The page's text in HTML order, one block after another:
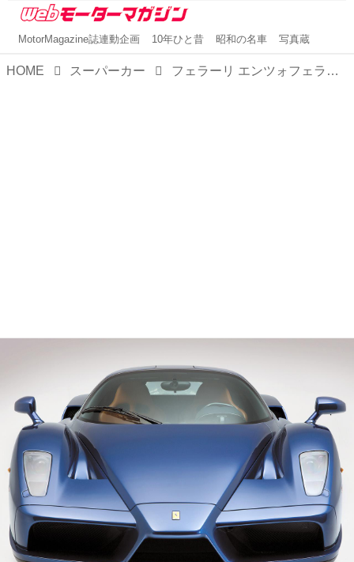
MotorMagazine誌連動企画 10年ひと昔 昭和の名車 写真蔵
HOME スーパーカー フェラーリ エンツォフェラーリは、創業55周年を記念して製造された399台の限定車【スーパーカークロニクル・完全版／043】